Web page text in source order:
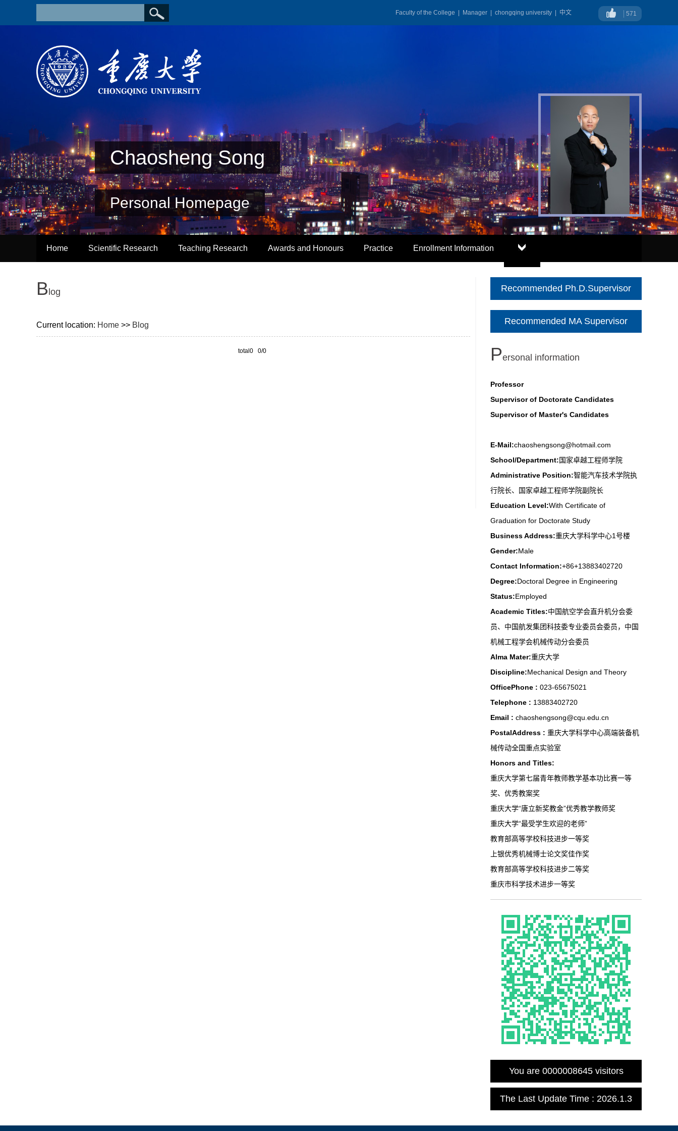
中文
chongqing university
Manager
Faculty of the College 571
Chaosheng Song
Personal Homepage
Home Scientific Research Teaching Research Awards and Honours Practice Enrollment Information
B log
Current location: Home >> Blog
total0 0/0
Recommended Ph.D.Supervisor
Recommended MA Supervisor
Personal information
Professor
Supervisor of Doctorate Candidates
Supervisor of Master's Candidates
E-Mail:chaoshengsong@hotmail.com
School/Department:国家卓越工程师学院
Administrative Position:智能汽车技术学院执
行院长、国家卓越工程师学院副院长
Education Level:With Certificate of
Graduation for Doctorate Study
Business Address:重庆大学科学中心1号楼
Gender:Male
Contact Information:+86+13883402720
Degree:Doctoral Degree in Engineering
Status:Employed
Academic Titles:中国航空学会直升机分会委
员、中国航发集团科技委专业委员会委员，中国
机械工程学会机械传动分会委员
Alma Mater:重庆大学
Discipline:Mechanical Design and Theory
OfficePhone : 023-65675021
Telephone : 13883402720
Email : chaoshengsong@cqu.edu.cn
PostalAddress : 重庆大学科学中心高端装备机
械传动全国重点实验室
Honors and Titles:
重庆大学第七届青年教师教学基本功比赛一等
奖、优秀教案奖
重庆大学“唐立新奖教金”优秀教学教师奖
重庆大学“最受学生欢迎的老师”
教育部高等学校科技进步一等奖
上银优秀机械博士论文奖佳作奖
教育部高等学校科技进步二等奖
重庆市科学技术进步一等奖
You are 0000008645visitors
The Last Update Time : 2026.1.3